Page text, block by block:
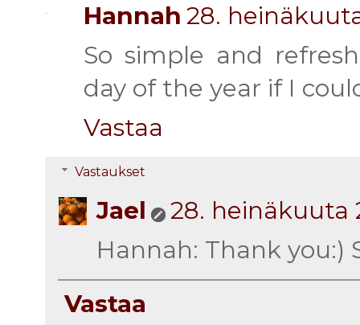
Hannah 28.
So simple and
day of the year if I
Vastaa
Vastaukset
Jael
28. heinäkuuta
Hannah: Thank you:)
Vastaa